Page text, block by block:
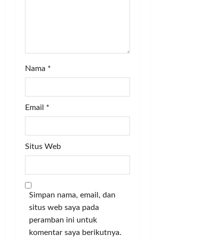
Nama *
Email *
Situs Web
Simpan nama, email, dan
situs web saya pada
peramban ini untuk
komentar saya berikutnya.